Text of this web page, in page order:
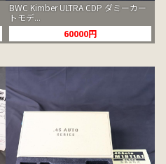
BWC Kimber ULTRA CDP ダミーカー
トモデ...
60000円